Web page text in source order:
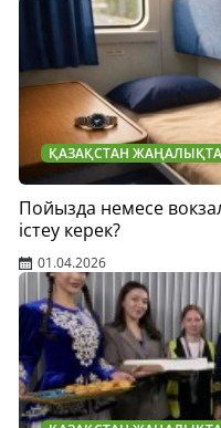
ҚАЗАҚСТАН
Пойызда немесе
істеу керек?
01.04.2026